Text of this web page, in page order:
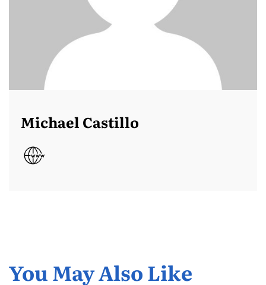
Michael Castillo
You May Also Like